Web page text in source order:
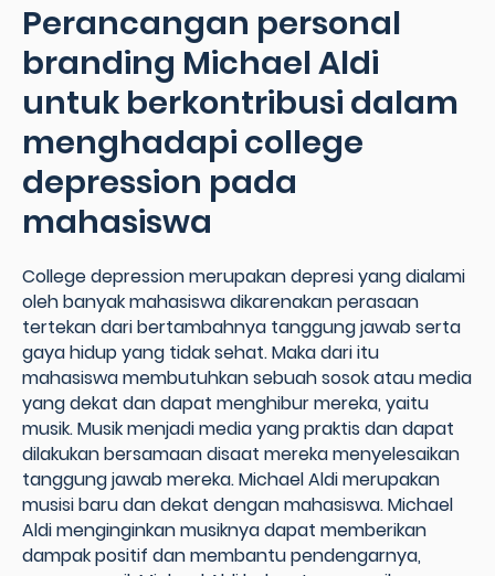
Perancangan personal
branding Michael Aldi
untuk berkontribusi dalam
menghadapi college
depression pada
mahasiswa
College depression merupakan depresi yang dialami
oleh banyak mahasiswa dikarenakan perasaan
tertekan dari bertambahnya tanggung jawab serta
gaya hidup yang tidak sehat. Maka dari itu
mahasiswa membutuhkan sebuah sosok atau media
yang dekat dan dapat menghibur mereka, yaitu
musik. Musik menjadi media yang praktis dan dapat
dilakukan bersamaan disaat mereka menyelesaikan
tanggung jawab mereka. Michael Aldi merupakan
musisi baru dan dekat dengan mahasiswa. Michael
Aldi menginginkan musiknya dapat memberikan
dampak positif dan membantu pendengarnya,